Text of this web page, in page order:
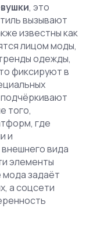
, это
вызывают
известны как
лицоммоды,
одежды,
фиксируют в
подчёркивают
того,
где
и
вида
элементы
мода задаёт
а соцсети